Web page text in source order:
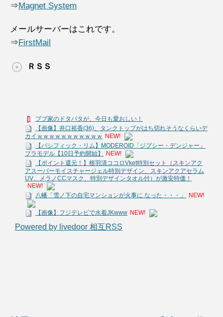
⇒Magnet System
メールサーバーはこれです。
⇒FirstMail
ＲＳＳ
ブブ家のドタバタが、今日も愛おしい！
【画像】井口裕香(36)、タンクトップがはち切れそうなくらいデ
カイｗｗｗｗｗｗｗｗｗｗｗ
NEW!
【パシフィック・リム】MODEROID「ジプシー・デンジャー」
プラモデル【10日予約開始】
NEW!
【ポイント還元！】根羽清ココロVket特別セット（スキンアク
アスーパーモイスチャージェル特別デザイン、スキンアクアセラム
UV、メラノCCマスク、特別デザインタオル付）が激安特価！
NEW!
八幡「雪ノ下の自宅マンションが火事に なった・・・」
NEW!
【画像】フジテレビで水着JKwww NEW!
Powered by livedoor 相互RSS